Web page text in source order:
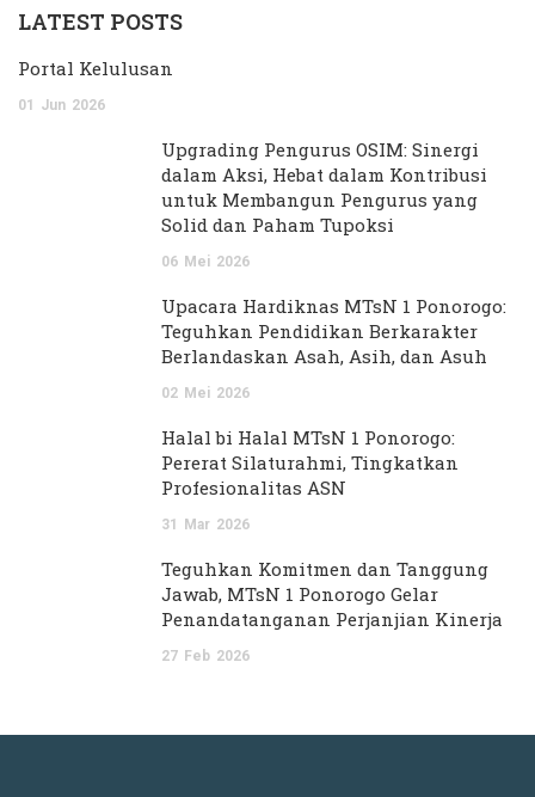
LATEST POSTS
Portal Kelulusan
01 Jun 2026
Upgrading Pengurus OSIM: Sinergi
dalam Aksi, Hebat dalam Kontribusi
untuk Membangun Pengurus yang
Solid dan Paham Tupoksi
06 Mei 2026
Upacara Hardiknas MTsN 1 Ponorogo:
Teguhkan Pendidikan Berkarakter
Berlandaskan Asah, Asih, dan Asuh
02 Mei 2026
Halal bi Halal MTsN 1 Ponorogo:
Pererat Silaturahmi, Tingkatkan
Profesionalitas ASN
31 Mar 2026
Teguhkan Komitmen dan Tanggung
Jawab, MTsN 1 Ponorogo Gelar
Penandatanganan Perjanjian Kinerja
27 Feb 2026